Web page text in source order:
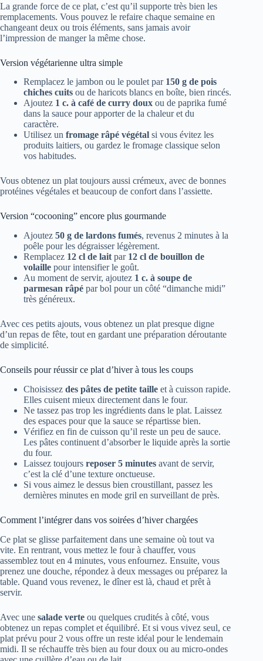
La grande force de ce plat, c’est qu’il supporte très bien les
remplacements. Vous pouvez le refaire chaque semaine en
changeant deux ou trois éléments, sans jamais avoir
l’impression de manger la même chose.
Version végétarienne ultra simple
Remplacez le jambon ou le poulet par 150 g de pois
chiches cuits ou de haricots blancs en boîte, bien rincés.
Ajoutez 1 c. à café de curry doux ou de paprika fumé
dans la sauce pour apporter de la chaleur et du
caractère.
Utilisez un fromage râpé végétal si vous évitez les
produits laitiers, ou gardez le fromage classique selon
vos habitudes.
Vous obtenez un plat toujours aussi crémeux, avec de bonnes
protéines végétales et beaucoup de confort dans l’assiette.
Version “cocooning” encore plus gourmande
Ajoutez 50 g de lardons fumés, revenus 2 minutes à la
poêle pour les dégraisser légèrement.
Remplacez 12 cl de lait par 12 cl de bouillon de
volaille pour intensifier le goût.
Au moment de servir, ajoutez 1 c. à soupe de
parmesan râpé par bol pour un côté “dimanche midi”
très généreux.
Avec ces petits ajouts, vous obtenez un plat presque digne
d’un repas de fête, tout en gardant une préparation déroutante
de simplicité.
Conseils pour réussir ce plat d’hiver à tous les coups
Choisissez des pâtes de petite taille et à cuisson rapide.
Elles cuisent mieux directement dans le four.
Ne tassez pas trop les ingrédients dans le plat. Laissez
des espaces pour que la sauce se répartisse bien.
Vérifiez en fin de cuisson qu’il reste un peu de sauce.
Les pâtes continuent d’absorber le liquide après la sortie
du four.
Laissez toujours reposer 5 minutes avant de servir,
c’est la clé d’une texture onctueuse.
Si vous aimez le dessus bien croustillant, passez les
dernières minutes en mode gril en surveillant de près.
Comment l’intégrer dans vos soirées d’hiver chargées
Ce plat se glisse parfaitement dans une semaine où tout va
vite. En rentrant, vous mettez le four à chauffer, vous
assemblez tout en 4 minutes, vous enfournez. Ensuite, vous
prenez une douche, répondez à deux messages ou préparez la
table. Quand vous revenez, le dîner est là, chaud et prêt à
servir.
Avec une salade verte ou quelques crudités à côté, vous
obtenez un repas complet et équilibré. Et si vous vivez seul, ce
plat prévu pour 2 vous offre un reste idéal pour le lendemain
midi. Il se réchauffe très bien au four doux ou au micro-ondes